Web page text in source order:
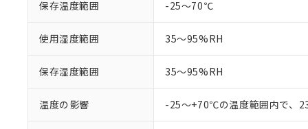
保存温度範囲 -25～70℃
使用湿度範囲 35～95%RH
保存湿度範囲 35～95%RH
温度の影響 -25～+70℃の温度範囲内で、
在庫状況お
が、当社の
さい。
※当社の共同
部品在庫の切り替
※3 非含有証明
下記の非含有証明
「ｅ」：有害物質
「10」：通常の使
味します。
たしません。
－
在庫な
白